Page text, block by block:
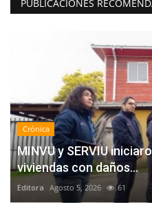
PUBLICACIONES
Crónica
MINVU y SERVIU
viviendas con daños...
Editora Agosto 5, 2026 61